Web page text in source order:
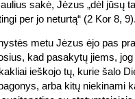
sakė, Jėzus „dėl jūsų
per jo neturtą“ (2 Kor 8,
metu Jėzus ėjo pas
kad pasakytų jiems,
ieškojo tų, kurie šalo
arba kitų niekinami